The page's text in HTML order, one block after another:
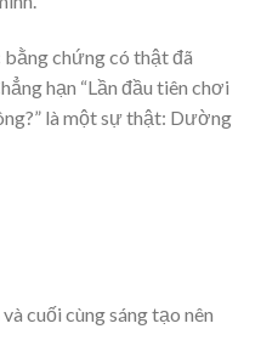
chứng có thật đã
hạn “Lần đầu tiên chơi
là một sự thật: Dường
cuối cùng sáng tạo nên